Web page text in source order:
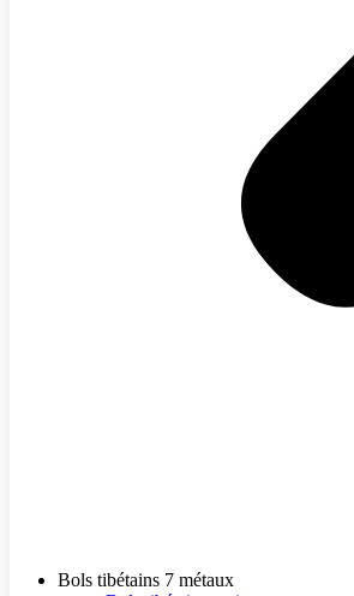
Bols tibétains 7 métaux